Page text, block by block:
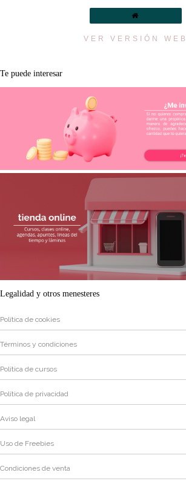
VER VERSIÓN WEB
Te puede interesar
Legalidad y otros menesteres
Política de cookies
Términos y condiciones
Política de cursos
Política de privacidad
Aviso legal
Uso de Freebies
Condiciones de venta